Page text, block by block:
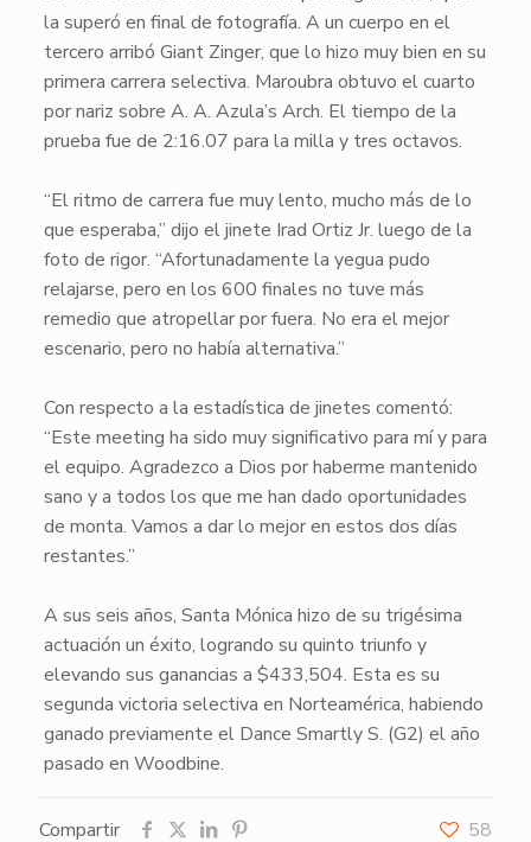
la superó en final de fotografía. A un cuerpo en el
tercero arribó Giant Zinger, que lo hizo muy bien en su
primera carrera selectiva. Maroubra obtuvo el cuarto
por nariz sobre A. A. Azula’s Arch. El tiempo de la
prueba fue de 2:16.07 para la milla y tres octavos.
“El ritmo de carrera fue muy lento, mucho más de lo
que esperaba,” dijo el jinete Irad Ortiz Jr. luego de la
foto de rigor. “Afortunadamente la yegua pudo
relajarse, pero en los 600 finales no tuve más
remedio que atropellar por fuera. No era el mejor
escenario, pero no había alternativa.”
Con respecto a la estadística de jinetes comentó:
“Este meeting ha sido muy significativo para mí y para
el equipo. Agradezco a Dios por haberme mantenido
sano y a todos los que me han dado oportunidades
de monta. Vamos a dar lo mejor en estos dos días
restantes.”
A sus seis años, Santa Mónica hizo de su trigésima
actuación un éxito, logrando su quinto triunfo y
elevando sus ganancias a $433,504. Esta es su
segunda victoria selectiva en Norteamérica, habiendo
ganado previamente el Dance Smartly S. (G2) el año
pasado en Woodbine.
Compartir 58